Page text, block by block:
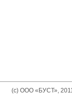
(с) ООО «БУСТ»,